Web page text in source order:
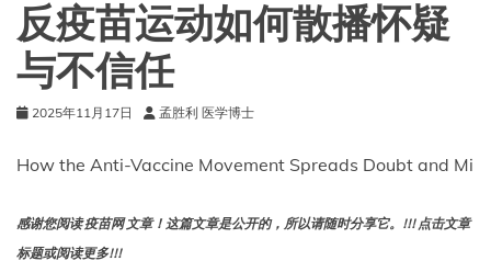
反疫苗运动如何散播怀疑
与不信任
2025年11月17日 孟胜利 医学博士
How the Anti-Vaccine Movement Spreads Doubt and Mi
感谢您阅读 疫苗网 文章！这篇文章是公开的，所以请随时分享它。!!! 点击文章
标题或阅读更多!!!